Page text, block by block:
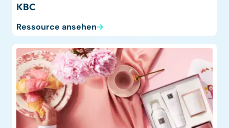
KBC
Ressource ansehen